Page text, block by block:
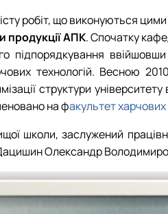
робіт, що виконуються
продукції АПК. Спочатку
підпорядкування
технологій. Весною
структури
на факультет харчових
школи, заслужений
Дацишин Олександр